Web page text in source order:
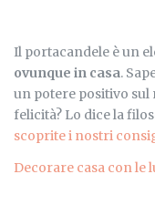
Il portacandele è un
ovunque in casa.
un potere positivo sul
felicità? Lo dice la
scoprite i nostri
Decorare casa con le